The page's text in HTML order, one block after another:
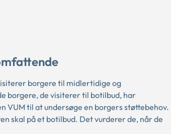
borgere til midlertidige og
borgere, de visiterer til botilbud, har
VUM til at undersøge en borgers støttebehov.
skal på et botilbud. Det vurderer de, når de